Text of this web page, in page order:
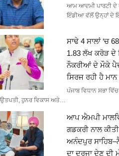
ਆਮ ਆਦਮੀ ਪਾਰਟੀ ਦੇ
ਇੰਡੀਆ ਵੱਲੋਂ ਉਨ੍ਹਾਂ ਦੇ
ਸਾਢੇ 4 ਸਾਲਾਂ ‘ਚ
1.83 ਲੱਖ ਕਰੋੜ ਦੇ
ਨੌਕਰੀਆਂ ਦੇ ਮੌਕੇ
ਸਿਰਜ ਰਹੀ ਹੈ
ਪੰਜਾਬ ਵਿਧਾਨ ਸਭਾ
ਉਤਪਤੀ, ਹੁਨਰ ਵਿਕਾਸ ਅਤੇ…
ਆਪ ਐਮਪੀ
ਗਡਕਰੀ ਨਾਲ
ਅਨੰਦਪੁਰ
ਦਾ ਦਰਜਾ ਦੇਣ